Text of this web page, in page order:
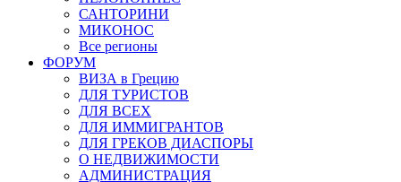
САНТОРИНИ
МИКОНОС
Все регионы
ФОРУМ
ВИЗА в Грецию
ДЛЯ ТУРИСТОВ
ДЛЯ ВСЕХ
ДЛЯ ИММИГРАНТОВ
ДЛЯ ГРЕКОВ ДИАСПОРЫ
О НЕДВИЖИМОСТИ
АДМИНИСТРАЦИЯ